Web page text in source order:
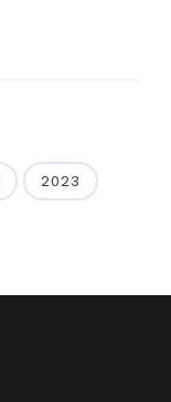
2023